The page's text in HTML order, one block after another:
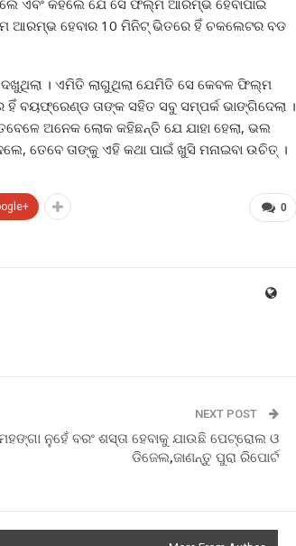
ଏବଂ କହିଲେ ଯେ ସେ ଫିଲ୍ମ ଆରମ୍ଭ ହେବାପାଇଁ
ଆରମ୍ଭ ହେବାର 10 ମିନିଟ୍ ଭିତରେ ହିଁ ଚକଲେଟର ବଡ
। ଏମିତି ଲାଗୁଥିଲା ଯେମିତି ସେ କେବଳ ଫିଲ୍ମ
ବୟଫ୍ରେଣ୍ଡ ତାଙ୍କ ସହିତ ସବୁ ସମ୍ପର୍କ ଭାଙ୍ଗିଦେଲା ।
ଅନେକ ଲୋକ କହିଛନ୍ତି ଯେ ଯାହା ହେଲା, ଭଲ
ତେବେ ତାଙ୍କୁ ଏହି କଥା ପାଇଁ ଖୁସି ମନାଇବା ଉଚିତ୍ ।
0
NEXT POST
ନୁହେଁ ବରଂ ଶସ୍ତା ହେବାକୁ ଯାଉଛି ପେଟ୍ରୋଲ ଓ
ଡିଜେଲ,ଜାଣନ୍ତୁ ପୁରା ରିପୋର୍ଟ